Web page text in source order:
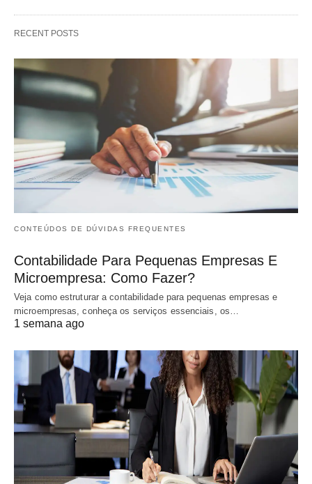
RECENT POSTS
CONTEÚDOS DE DÚVIDAS FREQUENTES
Contabilidade Para Pequenas Empresas E
Microempresa: Como Fazer?
Veja como estruturar a contabilidade para pequenas empresas e
microempresas, conheça os serviços essenciais, os…
1 semana ago